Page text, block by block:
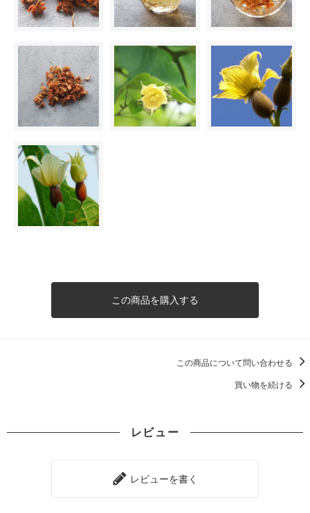
この商品を購入する
この商品について問い合わせる
買い物を続ける
レビュー
レビューを書く